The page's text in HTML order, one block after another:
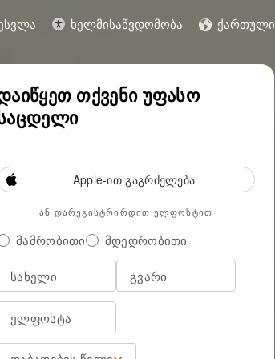
ხელმისაწვდომობა ქართული
დაიწყეთ უფასო საცდელი პერიოდი
თქვენი უფასო
Apple-ით გაგრძელება
ᲐᲜ ᲓᲐᲠᲔᲒᲘᲡᲢᲠᲘᲠᲓᲘᲗ ᲔᲚᲤᲝᲡᲢᲘᲗ
მამრობითი მდედრობითი